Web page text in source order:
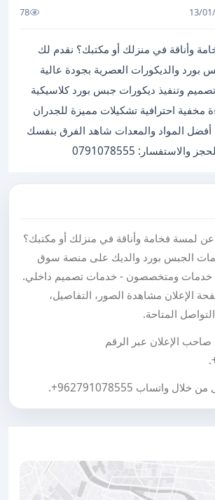
78
وأناقة في منزلك أو مكتبك؟ نقدم لك
والديكورات العصرية بجودة عالية
وتنفيذ ديكورات جبس بورد كلاسيكية
مخفية احترافية تشكيلات مميزة للجدران
المواد والمعدات شاهد الفرق بنفسك
0791078555
لمسة فخامة وأناقة في منزلك أو مكتبك؟
الجبس بورد والديك على منصة سوق
خدمات ومتخصصون - خدمات تصميم داخلي.
الإعلان مشاهدة الصور، التفاصيل،
المتاحة.
الإعلان عبر الرقم
.
من خلال واتساب +962791078555
.